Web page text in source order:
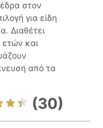
στον
για είδη
Διαθέτει
και
από τα
(30)